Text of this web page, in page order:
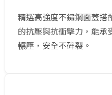
精選高強度不鏽鋼面蓋搭
的抗壓與抗衝擊力，能承
輾壓，安全不碎裂。